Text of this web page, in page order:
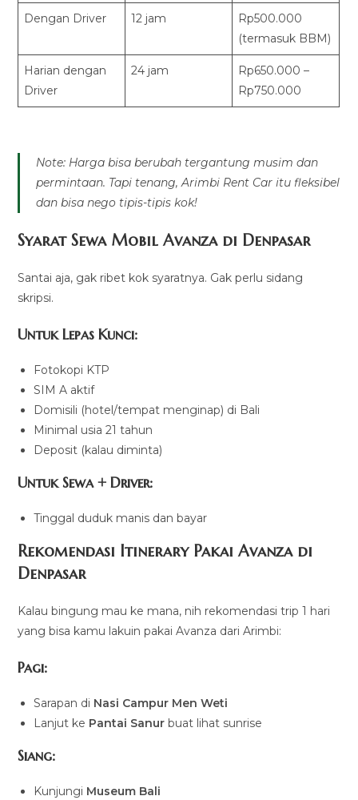
Dengan Driver 12 jam
Rp500.000
(termasuk BBM)
Harian dengan
Driver
24 jam
Rp650.000 –
Rp750.000
Note: Harga bisa berubah tergantung musim dan
permintaan. Tapi tenang, Arimbi Rent Car itu fleksibel
dan bisa nego tipis-tipis kok!
Syarat Sewa Mobil Avanza di Denpasar
Santai aja, gak ribet kok syaratnya. Gak perlu sidang
skripsi.
Untuk Lepas Kunci:
Fotokopi KTP
SIM A aktif
Domisili (hotel/tempat menginap) di Bali
Minimal usia 21 tahun
Deposit (kalau diminta)
Untuk Sewa + Driver:
Tinggal duduk manis dan bayar
Rekomendasi Itinerary Pakai Avanza di
Denpasar
Kalau bingung mau ke mana, nih rekomendasi trip 1 hari
yang bisa kamu lakuin pakai Avanza dari Arimbi:
Pagi:
Sarapan di Nasi Campur Men Weti
Lanjut ke Pantai Sanur buat lihat sunrise
Siang:
Kunjungi Museum Bali